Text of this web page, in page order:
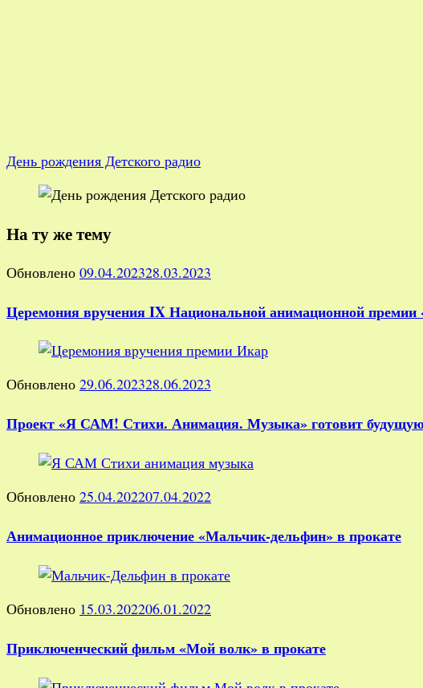
День рождения Детского радио
На ту же тему
Обновлено 09.04.202328.03.2023
Церемония вручения IX Национальной анимационной премии
Обновлено 29.06.202328.06.2023
Проект «Я САМ! Стихи. Анимация. Музыка» готовит будущую
Обновлено 25.04.202207.04.2022
Анимационное приключение «Мальчик-дельфин» в прокате
Обновлено 15.03.202206.01.2022
Приключенческий фильм «Мой волк» в прокате